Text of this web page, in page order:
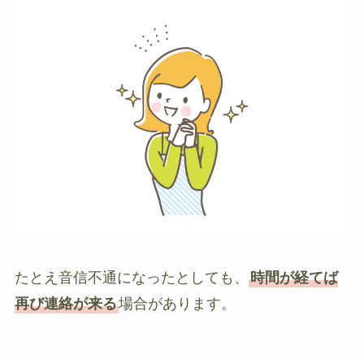
たとえ音信不通になったとしても、 時間が経てば
再び連絡が来る場合があります。